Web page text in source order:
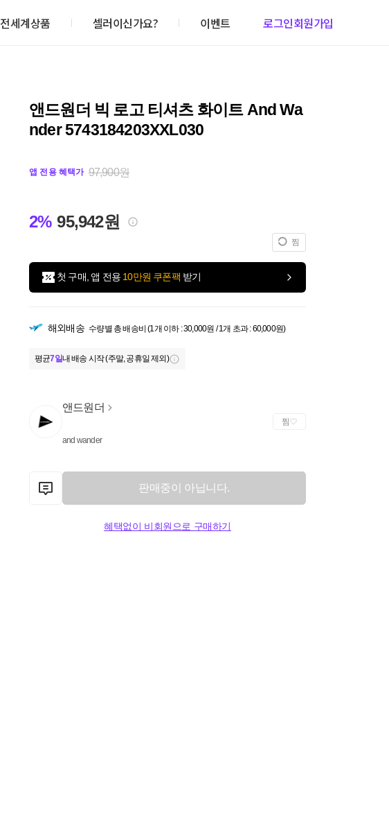
전세계상품 셀러이신가요? 이벤트 로그인회원가입
앤드원더 빅 로고 티셔츠 화이트 And Wa
nder 5743184203XXL030
앱 전용 혜택가 97,900원
2% 95,942원
찜
첫 구매, 앱 전용 10만원 쿠폰팩 받기
해외배송 수량별 총 배송비 (1개 이하 : 30,000원 / 1개 초과 : 60,000원)
평균7일내 배송 시작 (주말, 공휴일 제외)
앤드원더
and wander
찜
판매중이 아닙니다.
혜택없이 비회원으로 구매하기